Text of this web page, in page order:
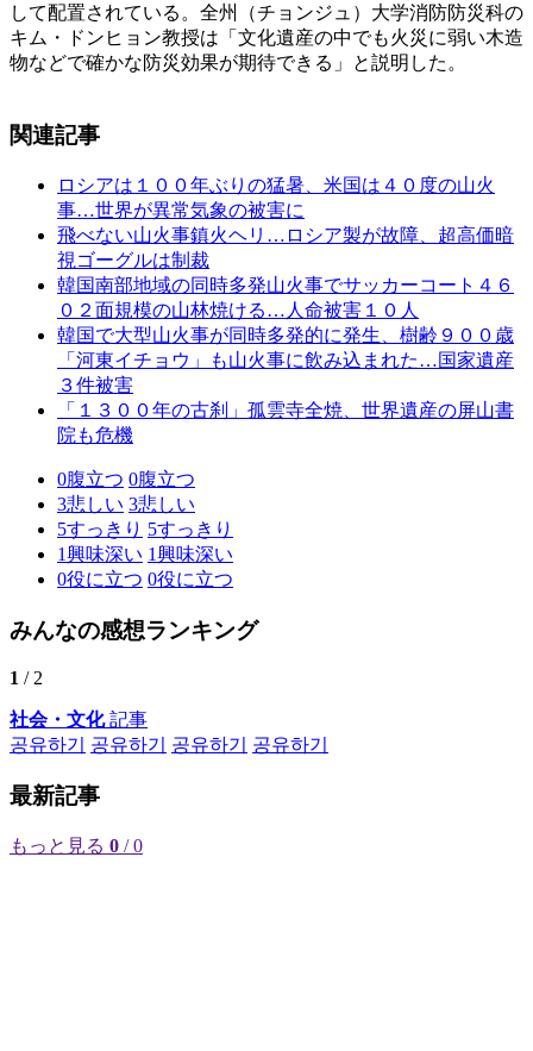
して配置されている。全州（チョンジュ）大学消防防災科の
キム・ドンヒョン教授は「文化遺産の中でも火災に弱い木造
物などで確かな防災効果が期待できる」と説明した。
関連記事
ロシアは１００年ぶりの猛暑、米国は４０度の山火
事…世界が異常気象の被害に
飛べない山火事鎮火ヘリ…ロシア製が故障、超高価暗
視ゴーグルは制裁
韓国南部地域の同時多発山火事でサッカーコート４６
０２面規模の山林焼ける…人命被害１０人
韓国で大型山火事が同時多発的に発生、樹齢９００歳
「河東イチョウ」も山火事に飲み込まれた…国家遺産
３件被害
「１３００年の古刹」孤雲寺全焼、世界遺産の屏山書
院も危機
0腹立つ 0腹立つ
3悲しい 3悲しい
5すっきり 5すっきり
1興味深い 1興味深い
0役に立つ 0役に立つ
みんなの感想ランキング
1 / 2
社会・文化記事
공유하기
공유하기 공유하기 공유하기
最新記事
もっと見る 0 / 0